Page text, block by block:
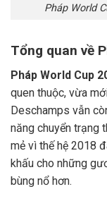
Pháp World
Tổng quan về
Pháp World Cup
quen thuộc, vừa
Deschamps vẫn
năng chuyển trạng
mẻ vì thế hệ 2018
khấu cho những
bùng nổ hơn.